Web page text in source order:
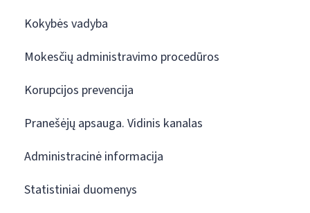
Kokybės vadyba
Mokesčių administravimo procedūros
Korupcijos prevencija
Pranešėjų apsauga. Vidinis kanalas
Administracinė informacija
Statistiniai duomenys